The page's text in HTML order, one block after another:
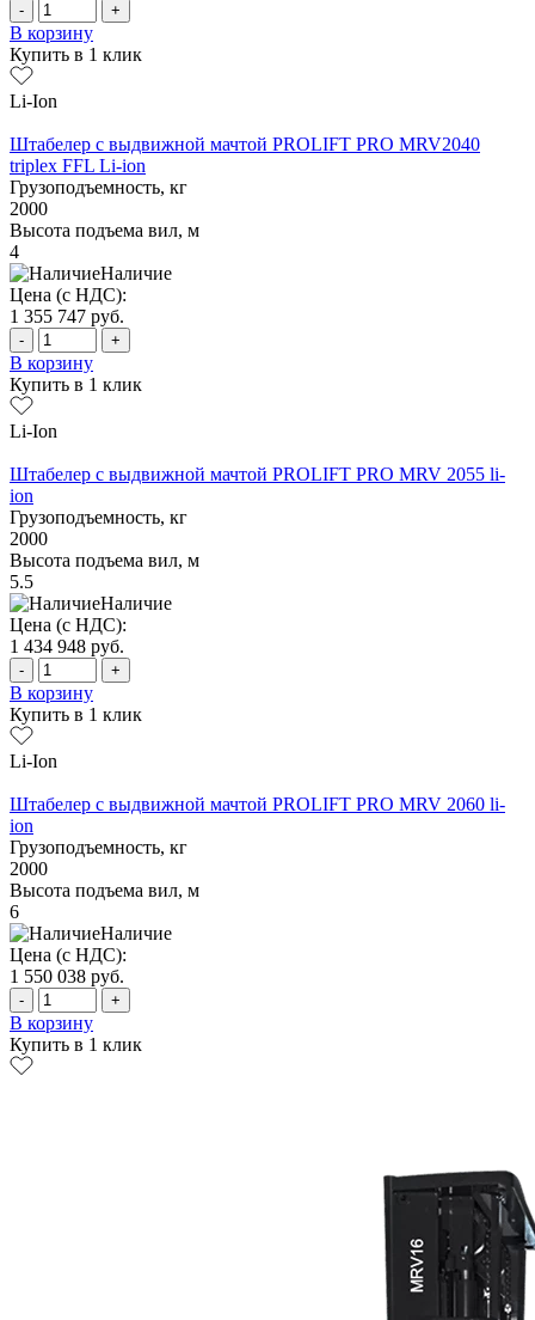
- +
В корзину
Купить в 1 клик
Li-Ion
Штабелер с выдвижной мачтой PROLIFT PRO MRV2040
triplex FFL Li-ion
Грузоподъемность, кг
2000
Высота подъема вил, м
4
Наличие
Цена (с НДС):
1 355 747 руб.
- +
В корзину
Купить в 1 клик
Li-Ion
Штабелер с выдвижной мачтой PROLIFT PRO MRV 2055 li-
ion
Грузоподъемность, кг
2000
Высота подъема вил, м
5.5
Наличие
Цена (с НДС):
1 434 948 руб.
- +
В корзину
Купить в 1 клик
Li-Ion
Штабелер с выдвижной мачтой PROLIFT PRO MRV 2060 li-
ion
Грузоподъемность, кг
2000
Высота подъема вил, м
6
Наличие
Цена (с НДС):
1 550 038 руб.
- +
В корзину
Купить в 1 клик